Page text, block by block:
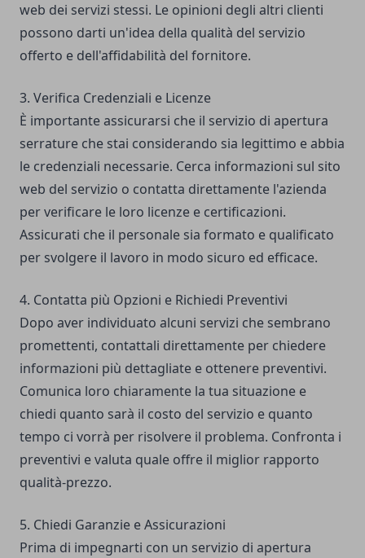
web dei servizi stessi. Le opinioni degli altri clienti
possono darti un'idea della qualità del servizio
offerto e dell'affidabilità del fornitore.
3. Verifica Credenziali e Licenze
È importante assicurarsi che il servizio di apertura
serrature che stai considerando sia legittimo e abbia
le credenziali necessarie. Cerca informazioni sul sito
web del servizio o contatta direttamente l'azienda
per verificare le loro licenze e certificazioni.
Assicurati che il personale sia formato e qualificato
per svolgere il lavoro in modo sicuro ed efficace.
4. Contatta più Opzioni e Richiedi Preventivi
Dopo aver individuato alcuni servizi che sembrano
promettenti, contattali direttamente per chiedere
informazioni più dettagliate e ottenere preventivi.
Comunica loro chiaramente la tua situazione e
chiedi quanto sarà il costo del servizio e quanto
tempo ci vorrà per risolvere il problema. Confronta i
preventivi e valuta quale offre il miglior rapporto
qualità-prezzo.
5. Chiedi Garanzie e Assicurazioni
Prima di impegnarti con un servizio di apertura